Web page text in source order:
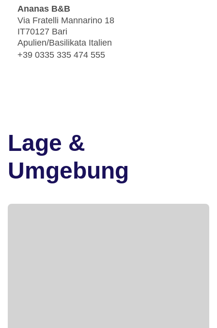
Ananas B&B
Via Fratelli Mannarino 18
IT70127 Bari
Apulien/Basilikata Italien
+39 0335 335 474 555
Lage &
Umgebung